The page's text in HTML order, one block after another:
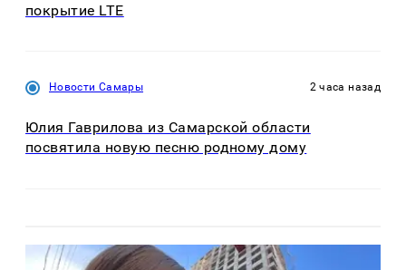
покрытие LTE
Новости Самары 2 часа назад
Юлия Гаврилова из Самарской области
посвятила новую песню родному дому